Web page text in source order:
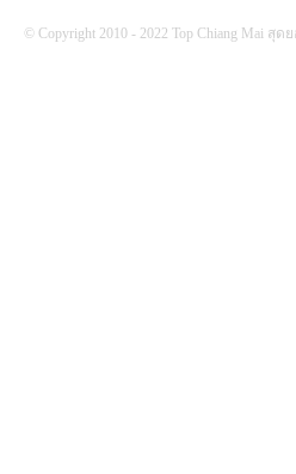
© Copyright 2010 - 2022 Top Chiang Mai